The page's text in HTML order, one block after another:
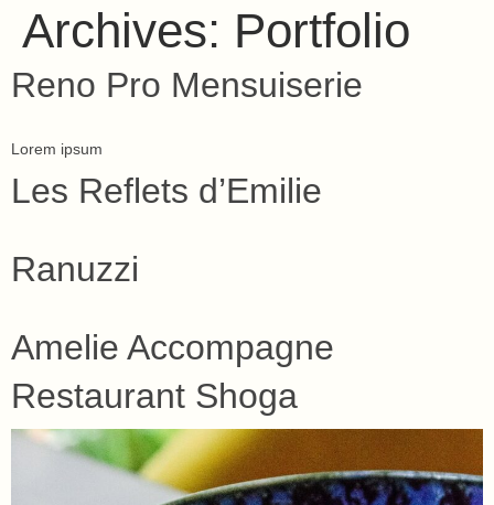
Archives: Portfolio
Reno Pro Mensuiserie
Lorem ipsum
Les Reflets d’Emilie
Ranuzzi
Amelie Accompagne
Restaurant Shoga